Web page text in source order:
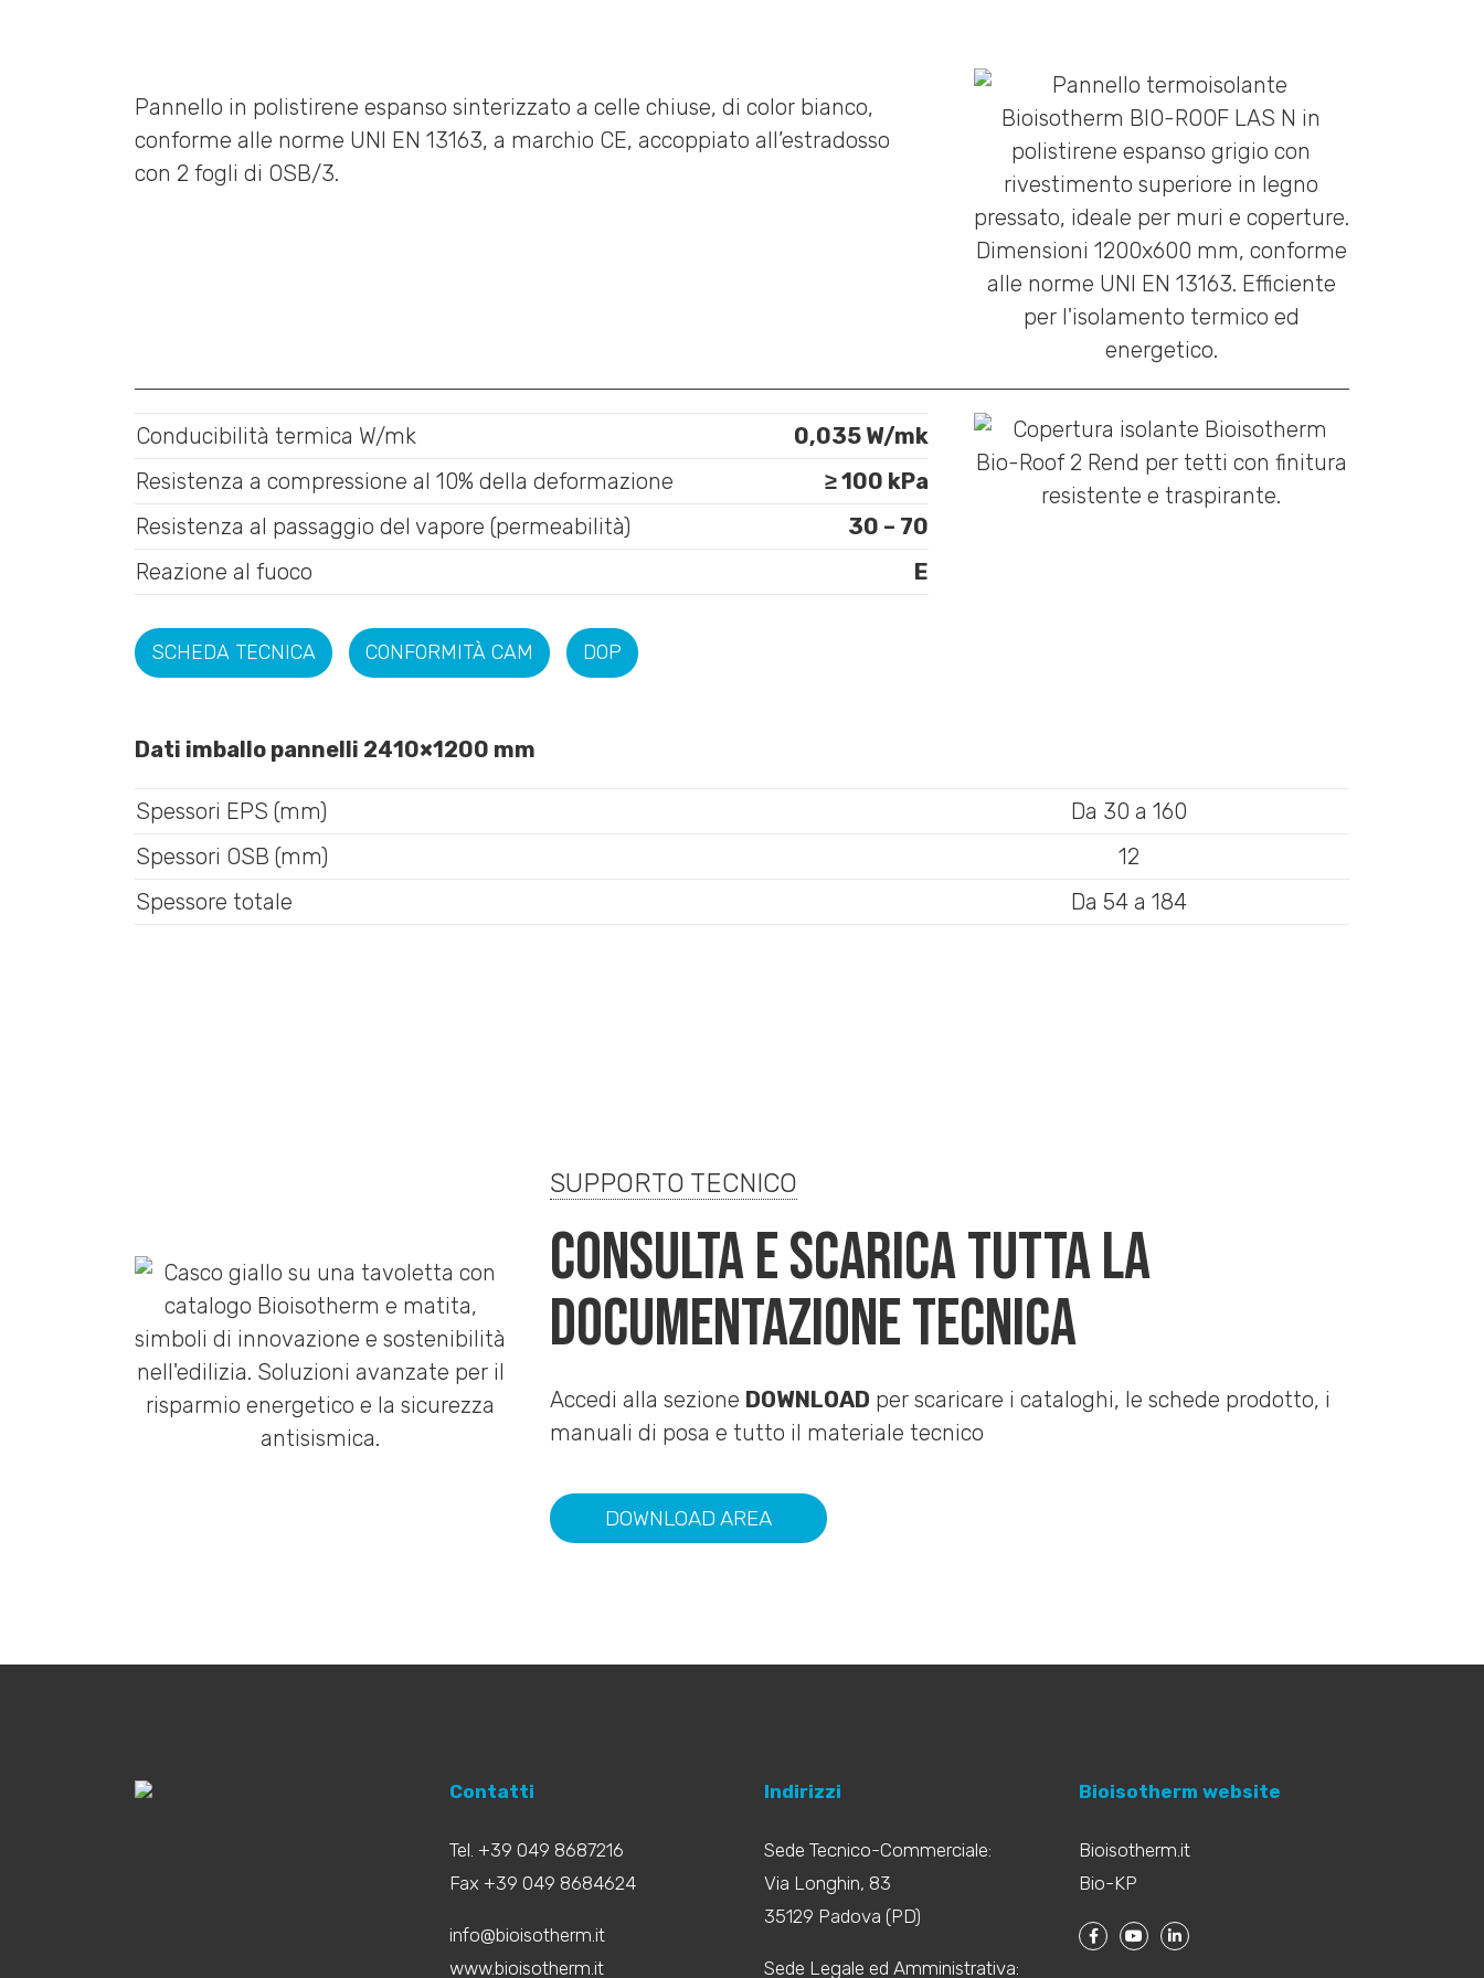
Pannello in polistirene espanso sinterizzato a celle chiuse, di color bianco,
conforme alle norme UNI EN 13163, a marchio CE, accoppiato all’estradosso
con 2 fogli di OSB/3.
Conducibilità termica W/mk
0,035 W/mk
Resistenza a compressione al 10% della deformazione
≥ 100 kPa
Resistenza al passaggio del vapore (permeabilità)
30 – 70
Reazione al fuoco
E
SCHEDA TECNICA CONFORMITÀ CAM DOP
Dati imballo pannelli 2410×1200 mm
Spessori EPS (mm)
Da 30 a 160
Spessori OSB (mm)
12
Spessore totale
Da 54 a 184
SUPPORTO TECNICO
CONSULTA E SCARICA TUTTA LA
DOCUMENTAZIONE TECNICA
Accedi alla sezione DOWNLOAD per scaricare i cataloghi, le schede prodotto, i
manuali di posa e tutto il materiale tecnico
DOWNLOAD AREA
Contatti
Tel. +39 049 8687216
Fax +39 049 8684624
info@bioisotherm.it
www.bioisotherm.it
Indirizzi
Sede Tecnico-Commerciale:
Via Longhin, 83
35129 Padova (PD)
Sede Legale ed Amministrativa:
Bioisotherm website
Bioisotherm.it
Bio-KP